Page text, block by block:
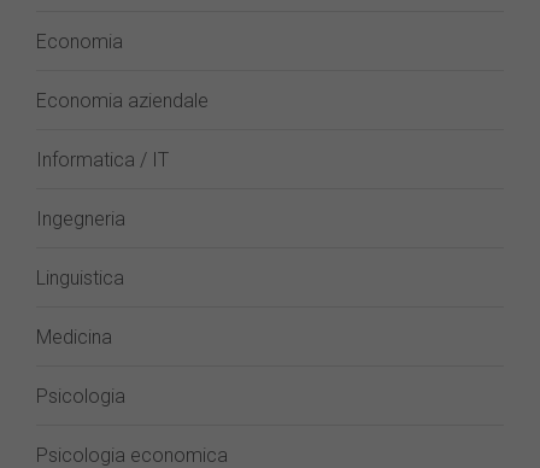
Economia
Economia aziendale
Informatica / IT
Ingegneria
Linguistica
Medicina
Psicologia
Psicologia economica